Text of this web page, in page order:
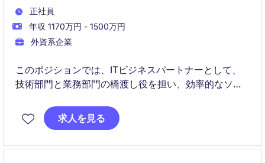
正社員
年収 1170万円 - 1500万円
外資系企業
このポジションでは、ITビジネスパートナーとして、
技術部門と業務部門の橋渡し役を担い、効率的なソリ
点に、産業/製造分野でのIT戦略を推進し、業務プロセ
スの最適化をサポートします。
求人を見る